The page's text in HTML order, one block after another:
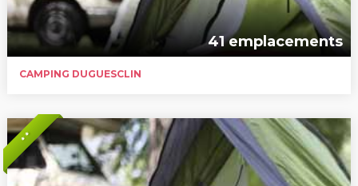
41 emplacements
CAMPING DUGUESCLIN
* *